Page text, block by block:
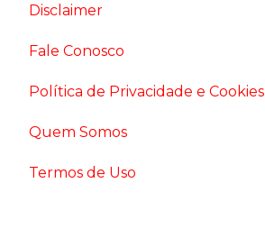
Disclaimer
Fale Conosco
Política de Privacidade e Cookies
Quem Somos
Termos de Uso